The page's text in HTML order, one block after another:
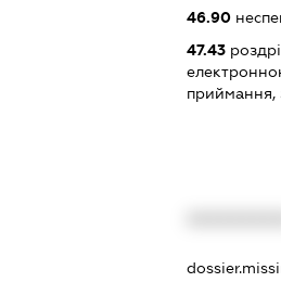
46.90
47.43
приймання,